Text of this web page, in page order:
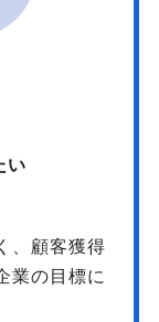
い
、顧客獲得
業の目標に